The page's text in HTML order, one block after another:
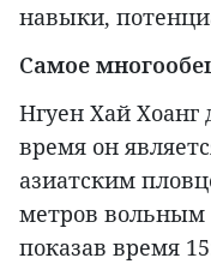
навыки,
Самое
Нгуен Хай Хоанг
время он
азиатским
метров
показав время